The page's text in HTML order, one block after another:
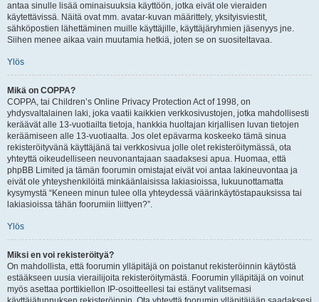
antaa sinulle lisää ominaisuuksia käyttöön, jotka eivät ole vieraiden
käytettävissä. Näitä ovat mm. avatar-kuvan määrittely, yksityisviestit,
sähköpostien lähettäminen muille käyttäjille, käyttäjäryhmien jäsenyys jne.
Siihen menee aikaa vain muutamia hetkiä, joten se on suositeltavaa.
Ylös
Mikä on COPPA?
COPPA, tai Children’s Online Privacy Protection Act of 1998, on
yhdysvaltalainen laki, joka vaatii kaikkien verkkosivustojen, jotka mahdollisesti
keräävät alle 13-vuotiailta tietoja, hankkia huoltajan kirjallisen luvan tietojen
keräämiseen alle 13-vuotiaalta. Jos olet epävarma koskeeko tämä sinua
rekisteröityvänä käyttäjänä tai verkkosivua jolle olet rekisteröitymässä, ota
yhteyttä oikeudelliseen neuvonantajaan saadaksesi apua. Huomaa, että
phpBB Limited ja tämän foorumin omistajat eivät voi antaa lakineuvontaa ja
eivät ole yhteyshenkilöitä minkäänlaisissa lakiasioissa, lukuunottamatta
kysymystä “Keneen minun tulee olla yhteydessä väärinkäytöstapauksissa tai
lakiasioissa tähän foorumiin liittyen?”.
Ylös
Miksi en voi rekisteröityä?
On mahdollista, että foorumin ylläpitäjä on poistanut rekisteröinnin käytöstä
estääkseen uusia vierailijoita rekisteröitymästä. Foorumin ylläpitäjä on voinut
myös asettaa porttikiellon IP-osoitteellesi tai estänyt valitsemasi